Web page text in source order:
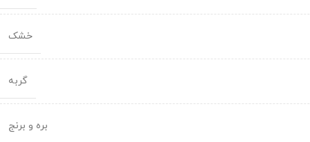
خشک
گربه
بره و برنج